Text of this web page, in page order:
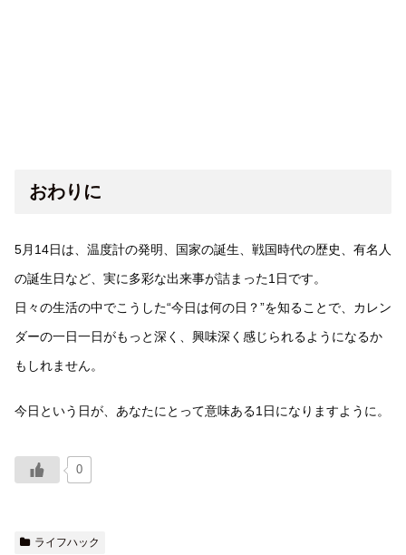
おわりに
5月14日は、温度計の発明、国家の誕生、戦国時代の歴史、有名人
の誕生日など、実に多彩な出来事が詰まった1日です。
日々の生活の中でこうした“今日は何の日？”を知ることで、カレン
ダーの一日一日がもっと深く、興味深く感じられるようになるか
もしれません。
今日という日が、あなたにとって意味ある1日になりますように。
0
ライフハック